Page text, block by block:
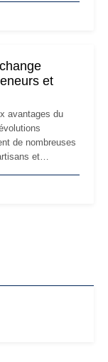
environnement
et
avantages du
de nombreuses
et
les règles